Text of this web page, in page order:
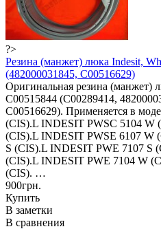
?>
Резина (манжет) люка Indesit,
(482000031845, C00516629)
Оригинальная резина (манжет)
C00515844 (C00289414,
C00516629). Применяется в
(CIS).L INDESIT PWSC 5104 W
(CIS).L INDESIT PWSE 6107 W
S (CIS).L INDESIT PWE 7107 S
(CIS).L INDESIT PWE 7104 W
(CIS). …
900грн.
Купить
В заметки
В сравнения